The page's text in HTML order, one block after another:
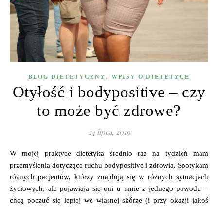
BLOG DIETETYCZNY , WPISY O DIETETYCE
Otyłość i bodypositive – czy
to może być zdrowe?
24 lipca, 2019
W mojej praktyce dietetyka średnio raz na tydzień mam
przemyślenia dotyczące ruchu bodypositive i zdrowia. Spotykam
różnych pacjentów, którzy znajdują się w różnych sytuacjach
życiowych, ale pojawiają się oni u mnie z jednego powodu –
chcą poczuć się lepiej we własnej skórze (i przy okazji jakoś